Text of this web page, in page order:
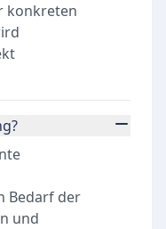
konkreten
Bedarf der
und